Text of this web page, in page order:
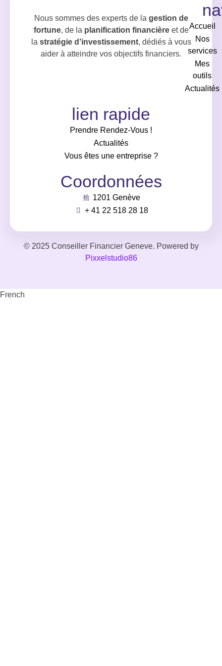
Nous sommes des experts de la gestion de
fortune, de la planification financièreet de
la stratégie d’investissement, dédiés à vous
aider à atteindre vos objectifs financiers.
Accueil
Nos
services
Mes
outils
Actualités
lien rapide
Prendre Rendez-Vous !
Actualités
Vous êtes une entreprise ?
Coordonnées
1201 Genève
+ 41 22 518 28 18
© 2025 Conseiller Financier Geneve. Powered by
Pixxelstudio86
French